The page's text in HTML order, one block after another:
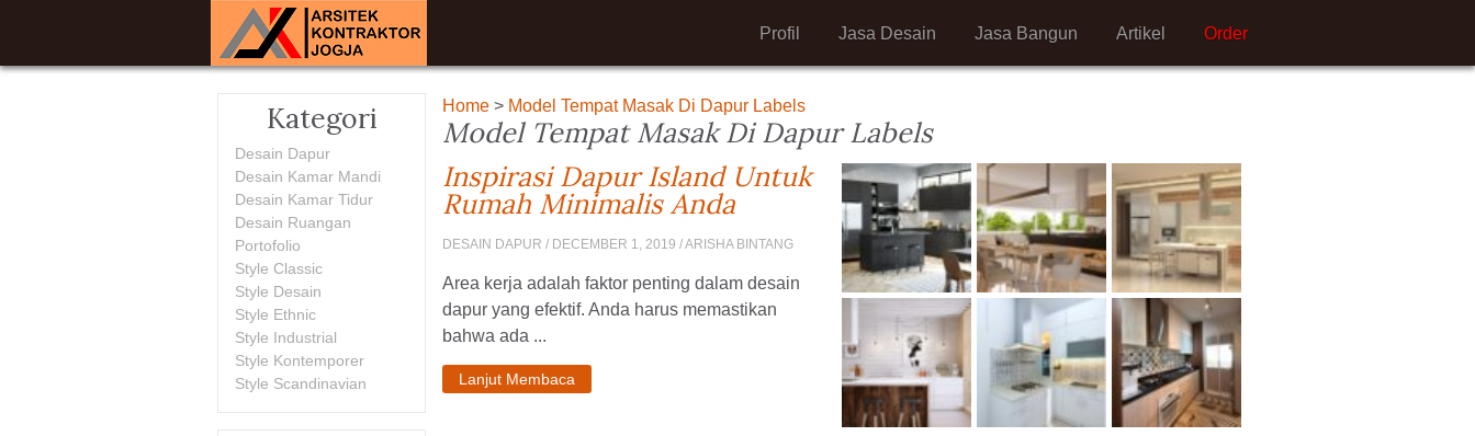
Order
Artikel
Jasa Bangun
Jasa Desain
Profil
Home > Model Tempat Masak Di Dapur Labels
Model Tempat Masak Di Dapur Labels
Inspirasi Dapur Island Untuk
Rumah Minimalis Anda
DESAIN DAPUR / DECEMBER 1, 2019 / ARISHA BINTANG
Area kerja adalah faktor penting dalam desain
dapur yang efektif. Anda harus memastikan
bahwa ada ...
Lanjut Membaca
Kategori
Desain Dapur
Desain Kamar Mandi
Desain Kamar Tidur
Desain Ruangan
Portofolio
Style Classic
Style Desain
Style Ethnic
Style Industrial
Style Kontemporer
Style Scandinavian